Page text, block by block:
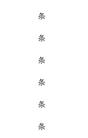
条
条
条
条
条
条